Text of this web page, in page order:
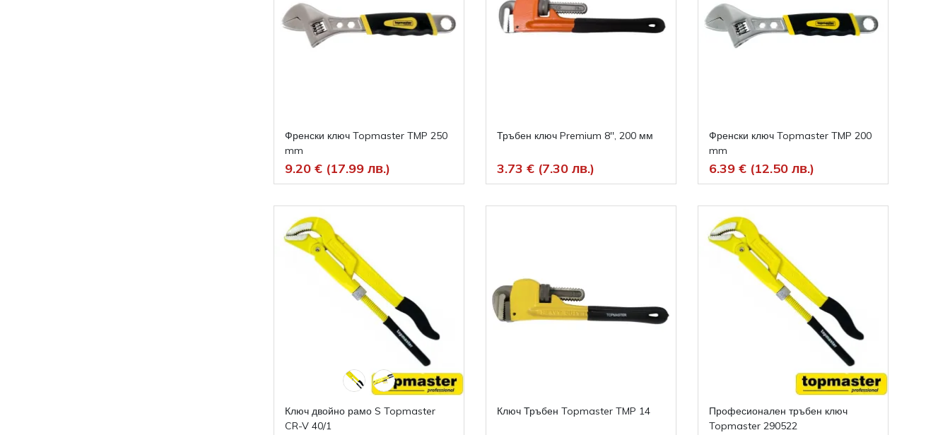
Френски ключ Topmaster TMP 250
mm
9.20 € (17.99 лв.)
Тръбен ключ Premium 8'', 200 мм
3.73 € (7.30 лв.)
Френски ключ Topmaster TMP 200
mm
6.39 € (12.50 лв.)
Ключ двойно рамо S Topmaster
CR-V 40/1
Ключ Тръбен Topmaster TMP 14
Професионален тръбен ключ
Topmaster 290522